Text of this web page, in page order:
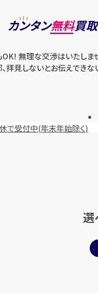
カンタン無料買
無理な交渉はいたしま
拝見しないとお伝えできな
で受付中(年末年始除く)
選